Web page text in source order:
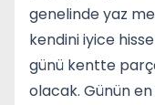
genelinde yaz
kendini iyice
günü kentte
olacak. Günün en